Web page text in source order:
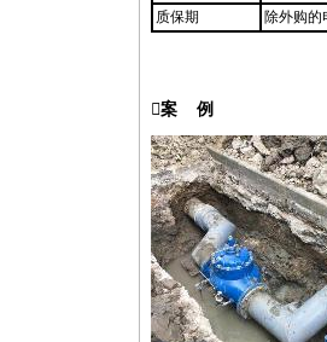
质保期 除外购的
案 例